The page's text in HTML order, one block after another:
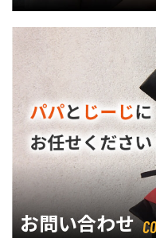
お問い合わせ